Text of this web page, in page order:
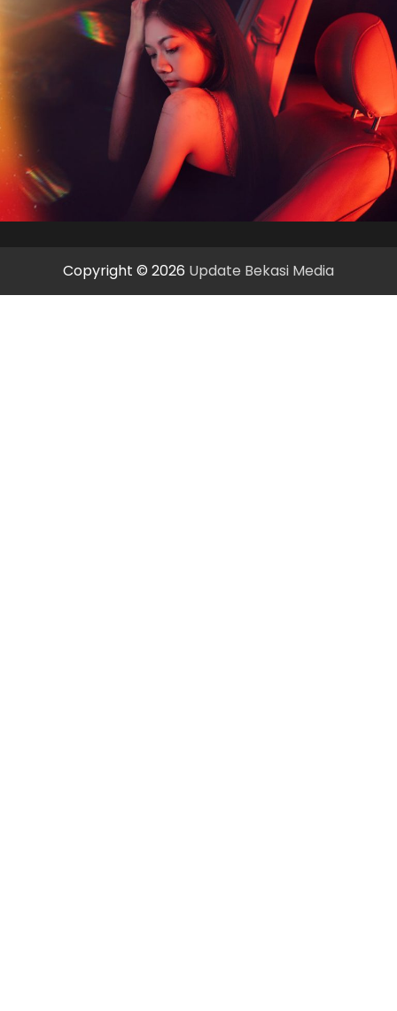
Copyright © 2026 Update Bekasi Media